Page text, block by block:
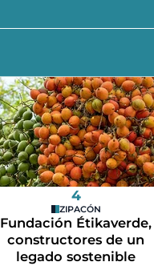
4
ZIPACÓN
Fundación Étikaverde,
constructores de un
legado sostenible